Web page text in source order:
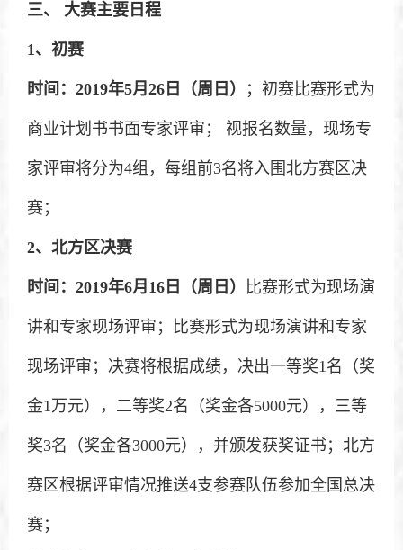
三、 大赛主要日程
1、初赛
时间：2019年5月26日（周日） ；初赛比赛形式为
商业计划书书面专家评审； 视报名数量，现场专
家评审将分为4组，每组前3名将入围北方赛区决
赛；
2、北方区决赛
时间：2019年6月16日（周日） 比赛形式为现场演
讲和专家现场评审；比赛形式为现场演讲和专家
现场评审；决赛将根据成绩，决出一等奖1名（奖
金1万元），二等奖2名（奖金各5000元），三等
奖3名（奖金各3000元），并颁发获奖证书；北方
赛区根据评审情况推送4支参赛队伍参加全国总决
赛；